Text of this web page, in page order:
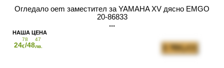
Огледало oem заместител за YAMAHA XV дясно EMGO
20-86833
24
78
€/48
47
лв.